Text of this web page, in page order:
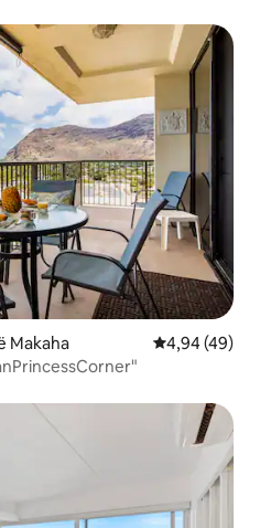
Makaha Vlerësimi
4,94 (49)